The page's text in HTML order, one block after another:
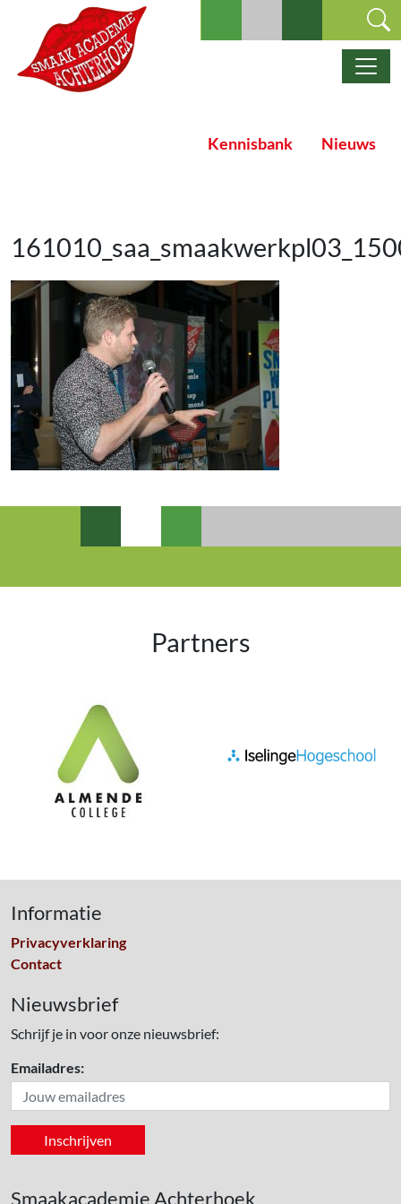
Ga naar de inhoud
Hoofdnavigatie
Kennisbank Nieuws
Partners
Informatie
Privacyverklaring
Contact
Nieuwsbrief
Schrijf je in voor onze nieuwsbrief:
Emailadres:
Smaakacademie Achterhoek